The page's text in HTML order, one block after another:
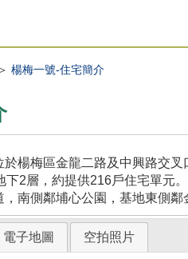
楊梅一號-住宅簡介
楊梅區金龍二路及中興路交
下2層，約提供216戶住宅單元
南側鄰埔心公園，基地東側鄰
電子地圖 空拍照片